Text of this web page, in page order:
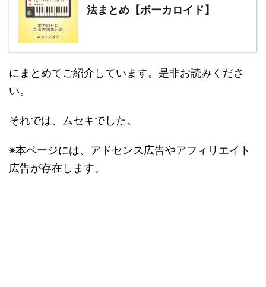
法まとめ【ボーカロイド】
にまとめてご紹介しています。是非お読みくださ
い。
それでは、ムセキでした。
※本ページには、アドセンス広告やアフィリエイト
広告が存在します。